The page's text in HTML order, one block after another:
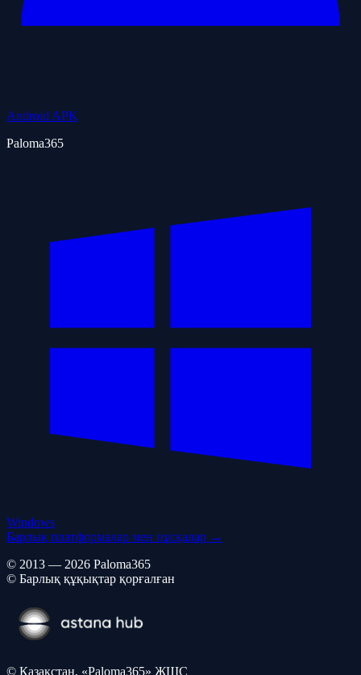
Android APK
Paloma365
Windows
Барлық платформалар мен нұсқалар →
© 2013 — 2026 Paloma365
© Барлық құқықтар қорғалған
© Қазақстан, «Paloma365» ЖШС